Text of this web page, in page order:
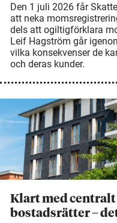
Den 1 juli 2026 får
att neka
dels att ogiltigförklara
Leif Hagström går
vilka konsekvenser de
och deras kunder.
Klart med
bostadsrätter –